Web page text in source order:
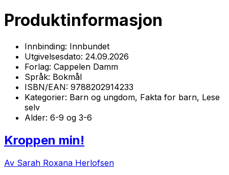
Produktinformasjon
Innbinding: Innbundet
Utgivelsesdato: 24.09.2026
Forlag: Cappelen Damm
Språk: Bokmål
ISBN/EAN: 9788202914233
Kategorier: Barn og ungdom, Fakta for barn, Lese
selv
Alder: 6-9 og 3-6
Kroppen min!
Av Sarah Roxana Herlofsen